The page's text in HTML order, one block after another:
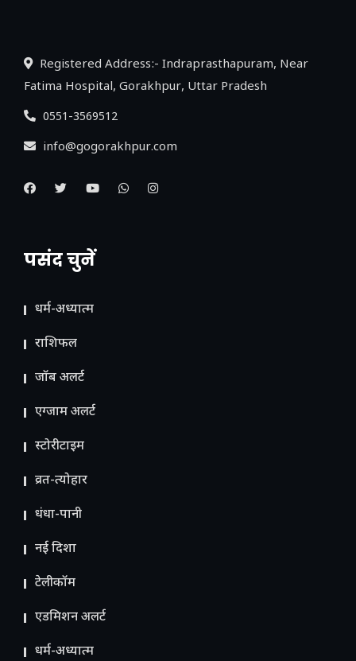
Registered Address:- Indraprasthapuram, Near
Fatima Hospital, Gorakhpur, Uttar Pradesh
0551-3569512
info@gogorakhpur.com
पसंद चुनें
धर्म-अध्यात्म
राशिफल
जॉब अलर्ट
एग्जाम अलर्ट
स्टोरीटाइम
व्रत-त्योहार
धंधा-पानी
नई दिशा
टेलीकॉम
ए​डमिशन अलर्ट
धर्म-अध्यात्म